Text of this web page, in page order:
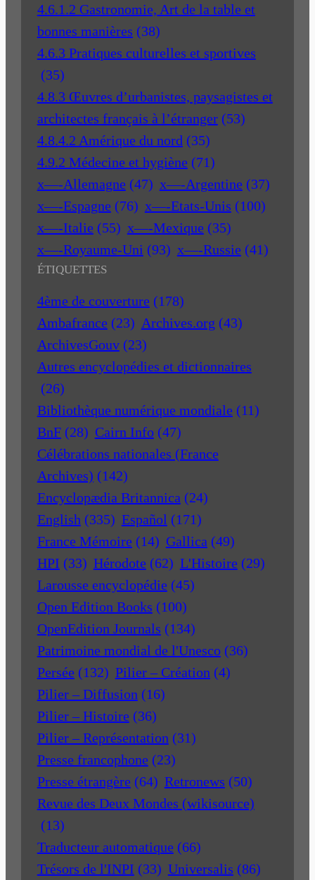
4.6.1.2 Gastronomie, Art de la table et
bonnes manières (38)
4.6.3 Pratiques culturelles et sportives
(35)
4.8.3 Œuvres d’urbanistes, paysagistes et
architectes français à l’étranger (53)
4.8.4.2 Amérique du nord (35)
4.9.2 Médecine et hygiène (71)
x—-Allemagne (47) x—-Argentine (37)
x—-Espagne (76) x—-Etats-Unis (100)
x—-Italie (55) x—-Mexique (35)
x—-Royaume-Uni (93) x—-Russie (41)
ÉTIQUETTES
4ème de couverture (178)
Ambafrance (23) Archives.org (43)
ArchivesGouv (23)
Autres encyclopédies et dictionnaires
(26)
Bibliothèque numérique mondiale (11)
BnF (28) Cairn Info (47)
Célébrations nationales (France
Archives) (142)
Encyclopædia Britannica (24)
English (335) Español (171)
France Mémoire (14) Gallica (49)
HPI (33) Hérodote (62) L'Histoire (29)
Larousse encyclopédie (45)
Open Edition Books (100)
OpenEdition Journals (134)
Patrimoine mondial de l'Unesco (36)
Persée (132) Pilier – Création (4)
Pilier – Diffusion (16)
Pilier – Histoire (36)
Pilier – Représentation (31)
Presse francophone (23)
Presse étrangère (64) Retronews (50)
Revue des Deux Mondes (wikisource)
(13)
Traducteur automatique (66)
Trésors de l'INPI (33) Universalis (86)